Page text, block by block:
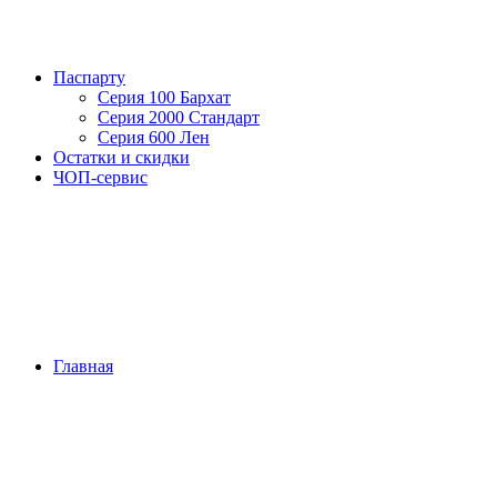
Паспарту
Серия 100 Бархат
Серия 2000 Стандарт
Серия 600 Лен
Остатки и скидки
ЧОП-сервис
Главная